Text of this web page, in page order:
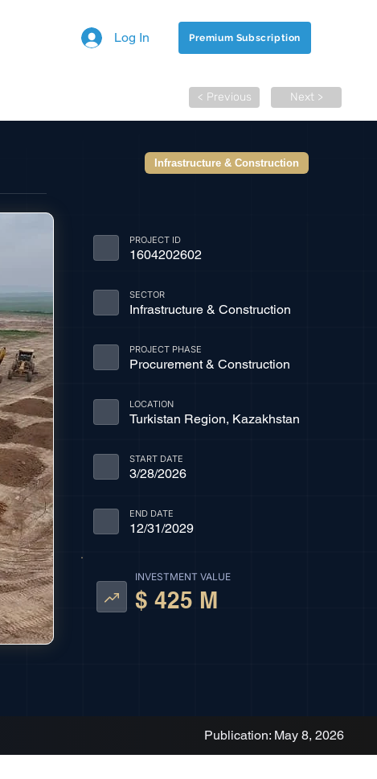
Log In Premium Subscription
< Previous Next >
Infrastructure & Construction
PROJECT ID
1604202602
SECTOR
Infrastructure & Construction
PROJECT PHASE
Procurement & Construction
LOCATION
Turkistan Region, Kazakhstan
START DATE
3/28/2026
END DATE
12/31/2029
INVESTMENT VALUE
$ 425 M
Publication: May 8, 2026